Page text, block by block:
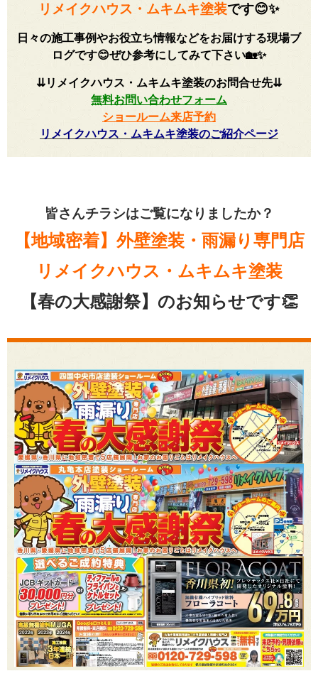
リメイクハウス・ムキムキ塗装です😊✨
日々の施工事例やお役立ち情報などをお届けする現場ブ
ログです😊ぜひ参考にしてみて下さい🏡✨
⇊リメイクハウス・ムキムキ塗装のお問合せ先⇊
無料お問い合わせフォーム
ショールーム来店予約
リメイクハウス・ムキムキ塗装のご紹介ページ
皆さんチラシはご覧になりましたか？
【地域密着】外壁塗装・雨漏り専門店
リメイクハウス・ムキムキ塗装
【春の大感謝祭】のお知らせです👏